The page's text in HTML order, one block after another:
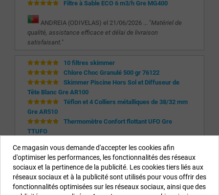
Filtre à Sable ECO 6 m3/h Gre MG400
ANDREIA (ODIVELAS) el 21/06/2026 ... "Matériel de
qualité, assistance efficace et délai de livraison
satisfaisant."
10 filtres skimmer
Chlore Choc Granulé 500 gr 76122
Skimmer Piscine Hors Sol et Diffuseur de
Tête Blanc Gre AR100
Téflon et 4 Colliers métalliques de 38/32 mm
Gre AR510
Thermomètre Confort flottant UFO Gre
TTUFO
JOCELYN (DOMESSARGUES) el 06/04/2026 ... ""
Informations sur notre boutique
Ce magasin vous demande d'accepter les cookies afin
d'optimiser les performances, les fonctionnalités des réseaux
sociaux et la pertinence de la publicité. Les cookies tiers liés aux
réseaux sociaux et à la publicité sont utilisés pour vous offrir des
fonctionnalités optimisées sur les réseaux sociaux, ainsi que des